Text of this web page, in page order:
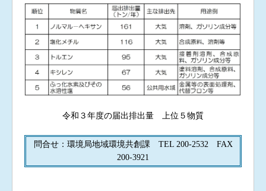
令和３年度の届出排出量 上位５物質
問合せ：環境局地域環境共創課 TEL 200-2532 FAX
200-3921